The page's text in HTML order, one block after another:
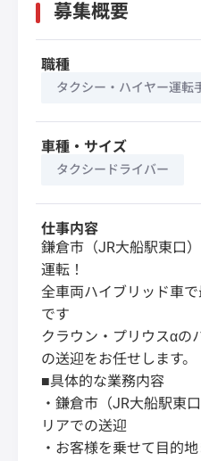
募集概要
職種
タクシー・ハイヤー運転
車種・サイズ
タクシードライバー
仕事内容
鎌倉市（JR大船駅東口
運転！
全車両ハイブリッド車
です
クラウン・プリウスαの
の送迎をお任せします。
■具体的な業務内容
・鎌倉市（JR大船駅東
リアでの送迎
・お客様を乗せて目的